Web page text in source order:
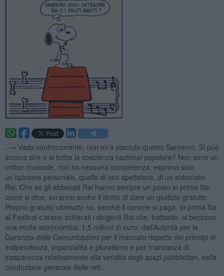
. — Vado controcorrente, non mi è piaciuto questo Sanremo. Si può
ancora dire o si turba la coscienza nazional popolare? Non sono un
critico musicale, non ho nessuna competenza, esprimo solo
un’opinione personale, quella di uno spettatore, di un abbonato
Rai. Che se gli abbonati Rai hanno sempre un posto in prima fila,
come si dice, avranno anche il diritto di dare un giudizio gratuito.
Proprio gratuito oltretutto no, perché il canone si paga. In prima fila
al Festival c’erano schierati i dirigenti Rai che, frattanto, si beccano
una multa astronomica, 1,5 milioni di euro, dall’Autorità per la
Garanzia delle Comunicazioni per il mancato rispetto dei principi di
indipendenza, imparzialità e pluralismo e per mancanza di
trasparenza relativamente alla vendita degli spazi pubblicitari, nella
conduzione generale delle reti.